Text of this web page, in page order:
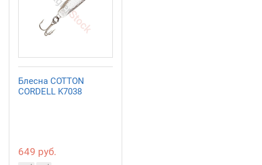
Блесна COTTON
CORDELL K7038
649 руб.